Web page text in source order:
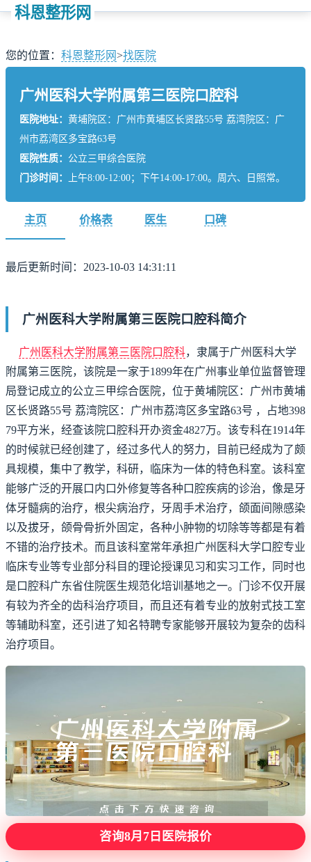
科恩整形网
您的位置： 科恩整形网>找医院
广州医科大学附属第三医院口腔科
医院地址： 黄埔院区：广州市黄埔区长贤路55号 荔湾院区：广
州市荔湾区多宝路63号
医院性质： 公立三甲综合医院
门诊时间：
上午8:00-12:00；下午14:00-17:00。周六、日照常。
主页 价格表 医生 口碑
最后更新时间：2023-10-03 14:31:11
广州医科大学附属第三医院口腔科简介
广州医科大学附属第三医院口腔科，隶属于广州医科大学
附属第三医院，该院是一家于1899年在广州事业单位监督管理
局登记成立的公立三甲综合医院，位于黄埔院区：广州市黄埔
区长贤路55号 荔湾院区：广州市荔湾区多宝路63号 ，占地398
79平方米，经查该院口腔科开办资金4827万。该专科在1914年
的时候就已经创建了，经过多代人的努力，目前已经成为了颇
具规模，集中了教学，科研，临床为一体的特色科室。该科室
能够广泛的开展口内口外修复等各种口腔疾病的诊治，像是牙
体牙髓病的治疗，根尖病治疗，牙周手术治疗，颌面间隙感染
以及拔牙，颌骨骨折外固定，各种小肿物的切除等等都是有着
不错的治疗技术。而且该科室常年承担广州医科大学口腔专业
临床专业等专业部分科目的理论授课见习和实习工作，同时也
是口腔科广东省住院医生规范化培训基地之一。门诊不仅开展
有较为齐全的齿科治疗项目，而且还有着专业的放射式技工室
等辅助科室，还引进了知名特聘专家能够开展较为复杂的齿科
治疗项目。
咨询8月7日医院报价